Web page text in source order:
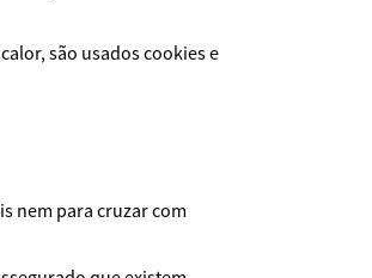
são usados cookies e
nem para cruzar com